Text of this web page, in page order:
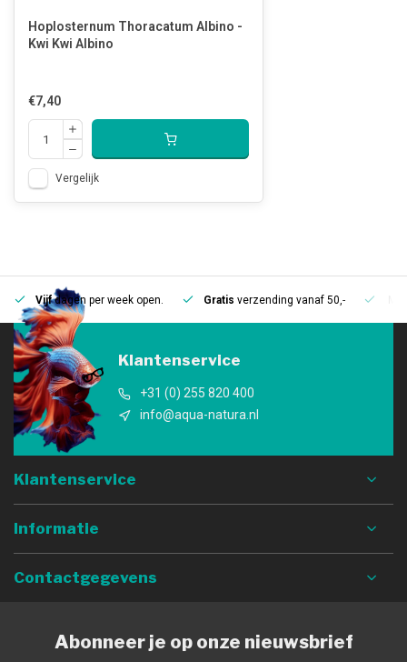
Hoplosternum Thoracatum Albino -
Kwi Kwi Albino
€7,40
Vergelijk
Vijfdagen per week open. Gratis verzending vanaf 50,-
Klantenservice
+31 (0) 255 820 400
info@aqua-natura.nl
Klantenservice
Informatie
Contactgegevens
Abonneer je op onze nieuwsbrief